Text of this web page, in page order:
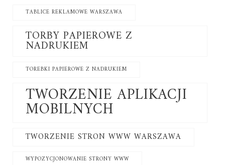
TABLICE REKLAMOWE WARSZAWA
TORBY PAPIEROWE Z
NADRUKIEM
TOREBKI PAPIEROWE Z NADRUKIEM
TWORZENIE APLIKACJI
MOBILNYCH
TWORZENIE STRON WWW WARSZAWA
WYPOZYCJONOWANIE STRONY WWW